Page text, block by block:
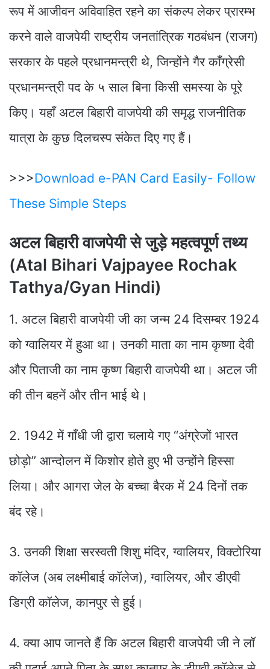
रूप में आजीवन अविवाहित रहने का संकल्प लेकर प्रारम्भ
करने वाले वाजपेयी राष्ट्रीय जनतांत्रिक गठबंधन (राजग)
सरकार के पहले प्रधानमन्त्री थे, जिन्होंने गैर काँग्रेसी
प्रधानमन्त्री पद के ५ साल बिना किसी समस्या के पूरे
किए। यहाँ अटल बिहारी वाजपेयी की समृद्ध राजनीतिक
यात्रा के कुछ दिलचस्प संकेत दिए गए हैं।
>>>Download e-PAN Card Easily- Follow
These Simple Steps
अटल बिहारी वाजपेयी से जुड़े महत्वपूर्ण तथ्य
(Atal Bihari Vajpayee Rochak
Tathya/Gyan Hindi)
1. अटल बिहारी वाजपेयी जी का जन्म 24 दिसम्बर 1924
को ग्वालियर में हुआ था। उनकी माता का नाम कृष्णा देवी
और पिताजी का नाम कृष्ण बिहारी वाजपेयी था। अटल जी
की तीन बहनें और तीन भाई थे।
2. 1942 में गाँधी जी द्वारा चलाये गए “अंग्रेजों भारत
छोड़ो” आन्दोलन में किशोर होते हुए भी उन्होंने हिस्सा
लिया। और आगरा जेल के बच्चा बैरक में 24 दिनों तक
बंद रहे।
3. उनकी शिक्षा सरस्वती शिशु मंदिर, ग्वालियर, विक्टोरिया
कॉलेज (अब लक्ष्मीबाई कॉलेज), ग्वालियर, और डीएवी
डिग्री कॉलेज, कानपुर से हुई।
4. क्या आप जानते हैं कि अटल बिहारी वाजपेयी जी ने लॉ